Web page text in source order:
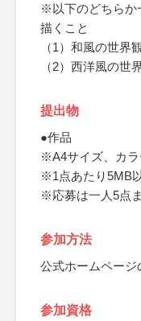
※以下のどちらか
描くこと
（1）和風の世界観
（2）西洋風の世
提出物
●作品
※A4サイズ、カラ
※1点あたり5MB
※応募は一人5点
参加方法
公式ホームペー
参加資格